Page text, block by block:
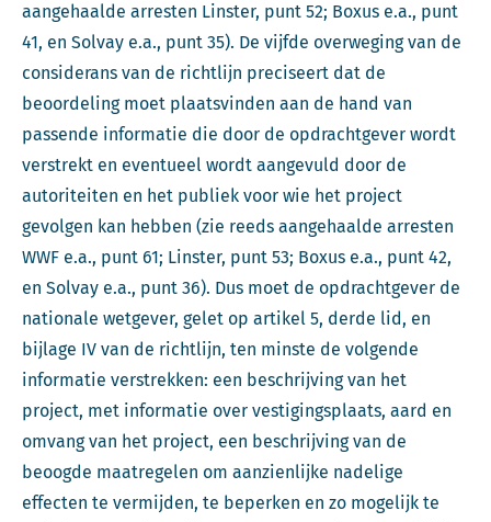
aangehaalde arresten Linster, punt 52; Boxus e.a., punt
41, en Solvay e.a., punt 35). De vijfde overweging van de
considerans van de richtlijn preciseert dat de
beoordeling moet plaatsvinden aan de hand van
passende informatie die door de opdrachtgever wordt
verstrekt en eventueel wordt aangevuld door de
autoriteiten en het publiek voor wie het project
gevolgen kan hebben (zie reeds aangehaalde arresten
WWF e.a., punt 61; Linster, punt 53; Boxus e.a., punt 42,
en Solvay e.a., punt 36). Dus moet de opdrachtgever de
nationale wetgever, gelet op artikel 5, derde lid, en
bijlage IV van de richtlijn, ten minste de volgende
informatie verstrekken: een beschrijving van het
project, met informatie over vestigingsplaats, aard en
omvang van het project, een beschrijving van de
beoogde maatregelen om aanzienlijke nadelige
effecten te vermijden, te beperken en zo mogelijk te